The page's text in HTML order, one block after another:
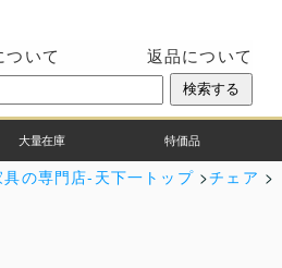
ついて 返品について
大量在庫 特価品
の専門店-天下一トップ>チェア >